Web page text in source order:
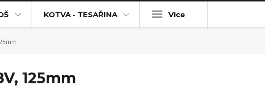
KOTVA - TESAŘINA Více
125mm